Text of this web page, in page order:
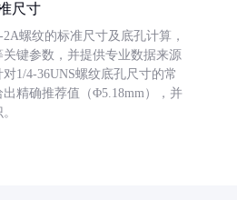
尺寸
螺纹的标准尺寸及底孔计算，
键参数，并提供专业数据来源
对1/4-36UNS螺纹底孔尺寸的常
精确推荐值（Φ5.18mm），并